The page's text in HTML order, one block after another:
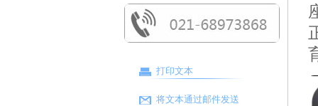
打印文本
将文本通过邮件发送